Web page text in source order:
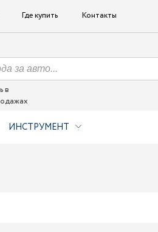
Где купить Контакты
в
ИНСТРУМЕНТ